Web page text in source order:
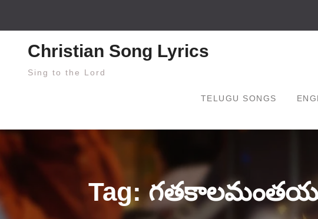
Christian Song Lyrics
Sing to the Lord
TELUGU SONGS
Tag: